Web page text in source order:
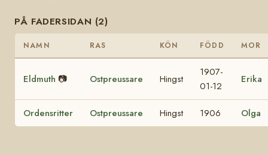
PÅ FADERSIDAN (2)
NAMN RAS KÖN FÖDD MOR
Eldmuth 📷 Ostpreussare Hingst
1907-
01-12
Erika
Ordensritter Ostpreussare Hingst 1906 Olga